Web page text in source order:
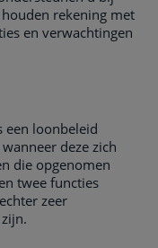
rekening met
en verwachtingen
een loonbeleid
deze zich
die opgenomen
twee functies
zeer